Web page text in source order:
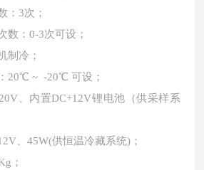
：3次；
数：0-3次可设；
制冷；
20℃ ~ -20℃ 可设；
、内置DC+12V锂电池（供采样系
、45W(供恒温冷藏系统)；
；